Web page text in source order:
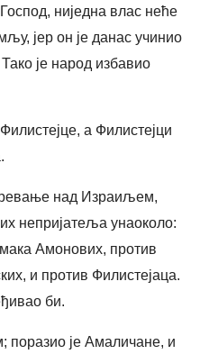
ниједна влас неће
јер он је данас учинио
је народ избавио
а Филистејци
над Израиљем,
непријатеља унаоколо:
Амонових, против
и против Филистејаца.
би.
поразио је Амаличане, и